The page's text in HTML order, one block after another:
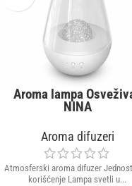
Aroma lampa
NINA
Aroma difuzeri
Atmosferski aroma difuzer
korišćenje Lampa svetli u...